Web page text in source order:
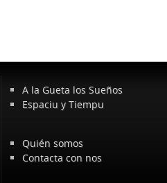
A la Gueta los Sueños
Espaciu y Tiempu
Quién somos
Contacta con nos